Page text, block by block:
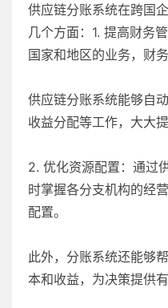
供应链分账系统在跨国
几个方面：1. 提高财务
国家和地区的业务，财
供应链分账系统能够自
收益分配等工作，大大
2. 优化资源配置：通过
时掌握各分支机构的经
配置。
此外，分账系统还能够
本和收益，为决策提供有